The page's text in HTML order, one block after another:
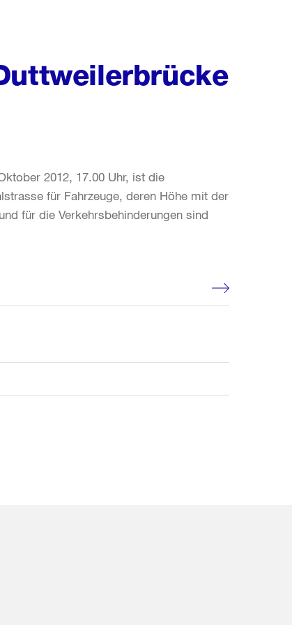
2012, 17.00 Uhr, ist die
für Fahrzeuge, deren Höhe mit der
für die Verkehrsbehinderungen sind